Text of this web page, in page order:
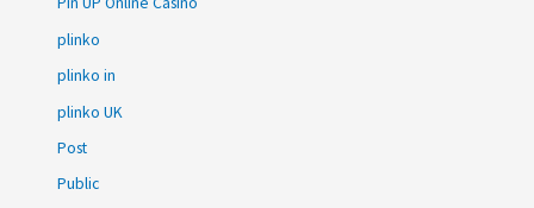
plinko
plinko in
plinko UK
Post
Public